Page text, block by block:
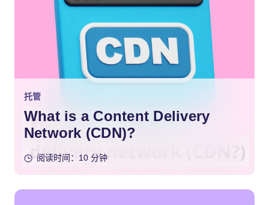
托管
What is a Content Delivery
Network (CDN)?
阅读时间：10 分钟